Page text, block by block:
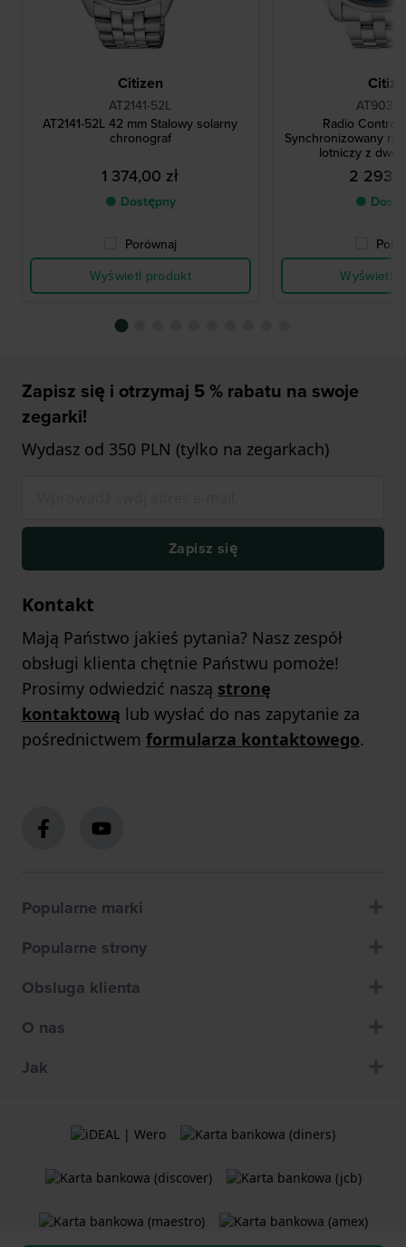
Citizen
AT2141-52L
AT2141-52L 42 mm Stalowy solarny
chronograf
1 374,00 zł
● Dostępny
Porównaj
Wyświetl produkt
Radio
Synchronizowany
lotniczy z
2
●
Wyświetl
Zapisz się i otrzymaj 5 % rabatu na swoje
zegarki!
Wydasz od 350 PLN (tylko na zegarkach)
Zapisz się
Kontakt
Mają Państwo jakieś pytania? Nasz zespół
obsługi klienta chętnie Państwu pomoże!
Prosimy odwiedzić naszą stronę
kontaktową lub wysłać do nas zapytanie za
pośrednictwem formularza kontaktowego.
Popularne marki
Popularne strony
Obsluga klienta
O nas
Jak